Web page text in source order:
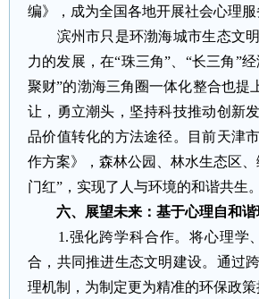
编》，成为全国各地开展社会心理服
滨州市只是环渤海城市生态文明
力的发展，在“珠三角”、“长三角”
聚财”的渤海三角圈一体化整合也提
让，勇立潮头，坚持科技推动创新
品价值转化的方法途径。目前天津
作方案》，森林公园、林水生态区
门红”，实现了人与环境的和谐共生。
六、展望未来：基于心理自和
1.强化跨学科合作。将心理学
合，共同推进生态文明建设。通过
理机制，为制定更为精准的环保政策